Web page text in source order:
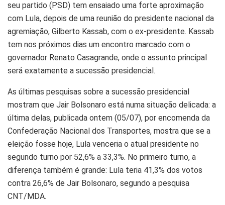
seu partido (PSD) tem ensaiado uma forte aproximação
com Lula, depois de uma reunião do presidente nacional da
agremiação, Gilberto Kassab, com o ex-presidente. Kassab
tem nos próximos dias um encontro marcado com o
governador Renato Casagrande, onde o assunto principal
será exatamente a sucessão presidencial.
As últimas pesquisas sobre a sucessão presidencial
mostram que Jair Bolsonaro está numa situação delicada: a
última delas, publicada ontem (05/07), por encomenda da
Confederação Nacional dos Transportes, mostra que se a
eleição fosse hoje, Lula venceria o atual presidente no
segundo turno por 52,6% a 33,3%. No primeiro turno, a
diferença também é grande: Lula teria 41,3% dos votos
contra 26,6% de Jair Bolsonaro, segundo a pesquisa
CNT/MDA.